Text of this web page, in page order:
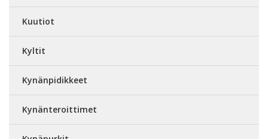
Kuutiot
Kyltit
Kynänpidikkeet
Kynänteroittimet